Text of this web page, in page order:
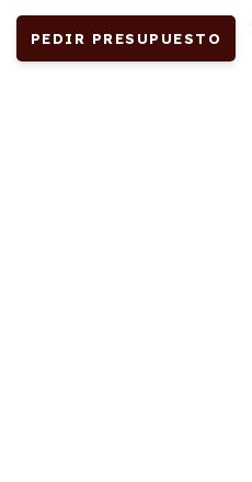
PEDIR PRESUPUESTO